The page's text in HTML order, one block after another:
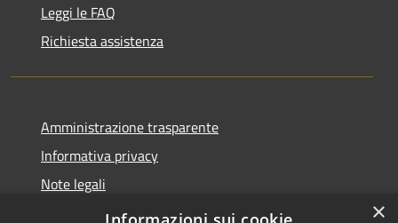
Leggi le FAQ
Richiesta assistenza
Amministrazione trasparente
Informativa privacy
Note legali
Dichiarazione di accessibilità
×